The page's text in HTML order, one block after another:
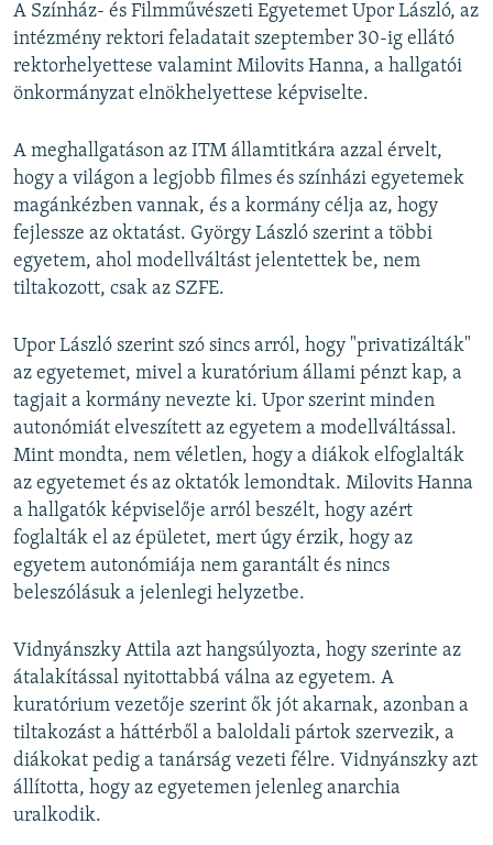
A Színház- és Filmművészeti Egyetemet Upor László, az
intézmény rektori feladatait szeptember 30-ig ellátó
rektorhelyettese valamint Milovits Hanna, a hallgatói
önkormányzat elnökhelyettese képviselte.
A meghallgatáson az ITM államtitkára azzal érvelt,
hogy a világon a legjobb filmes és színházi egyetemek
magánkézben vannak, és a kormány célja az, hogy
fejlessze az oktatást. György László szerint a többi
egyetem, ahol modellváltást jelentettek be, nem
tiltakozott, csak az SZFE.
Upor László szerint szó sincs arról, hogy "privatizálták"
az egyetemet, mivel a kuratórium állami pénzt kap, a
tagjait a kormány nevezte ki. Upor szerint minden
autonómiát elveszített az egyetem a modellváltással.
Mint mondta, nem véletlen, hogy a diákok elfoglalták
az egyetemet és az oktatók lemondtak. Milovits Hanna
a hallgatók képviselője arról beszélt, hogy azért
foglalták el az épületet, mert úgy érzik, hogy az
egyetem autonómiája nem garantált és nincs
beleszólásuk a jelenlegi helyzetbe.
Vidnyánszky Attila azt hangsúlyozta, hogy szerinte az
átalakítással nyitottabbá válna az egyetem. A
kuratórium vezetője szerint ők jót akarnak, azonban a
tiltakozást a háttérből a baloldali pártok szervezik, a
diákokat pedig a tanárság vezeti félre. Vidnyánszky azt
állította, hogy az egyetemen jelenleg anarchia
uralkodik.